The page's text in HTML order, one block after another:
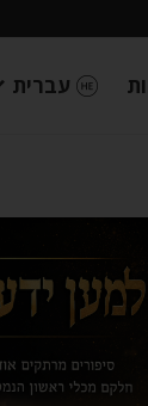
עברית